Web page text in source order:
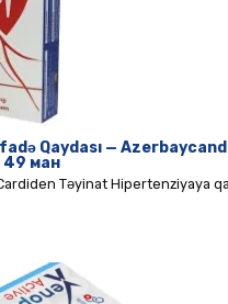
Qaydası —
49 ман
Təyinat Hipertenziyaya